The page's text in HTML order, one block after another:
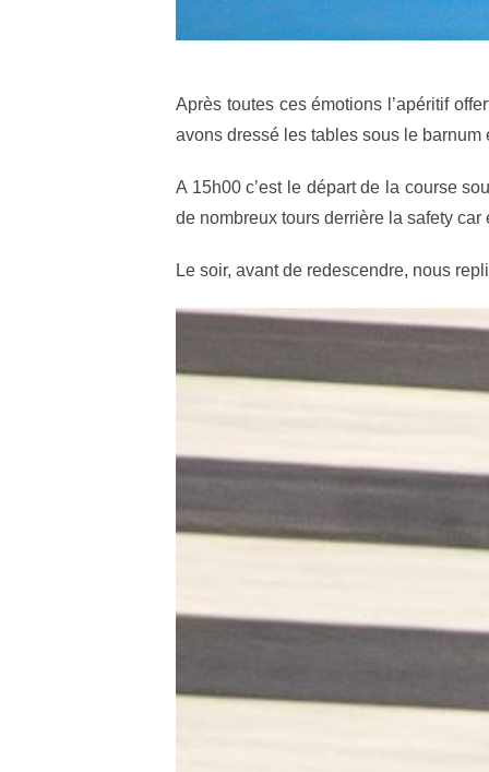
Après toutes ces émotions l’apéritif
avons dressé les tables sous le
A 15h00 c’est le départ de la course
de nombreux tours derrière la safety
Le soir, avant de redescendre, nous